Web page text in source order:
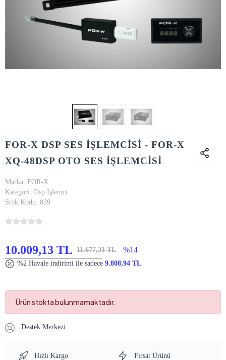
FOR-X DSP SES İŞLEMCİSİ - FOR-X
XQ-48DSP OTO SES İŞLEMCİSİ
Marka: FOR-X
Kategori: Dsp İşlemci
Stok Kodu: 839
10.009,13 TL 11.677,31 TL %14
%2 Havale indirimi ile sadece 9.808,94 TL
Ürün stokta bulunmamaktadır.
Destek Merkezi
Hızlı Kargo Fırsat Ürünü